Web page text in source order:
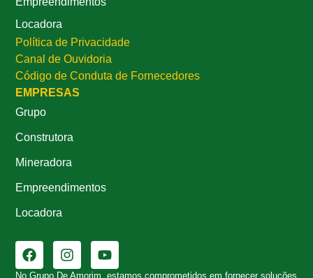
Locadora
Política de Privacidade
Canal de Ouvidoria
Código de Conduta de Fornecedores
EMPRESAS
Grupo
Construtora
Mineradora
Empreendimentos
Locadora
No Grupo De Amorim, estamos comprometidos em fornecer soluções